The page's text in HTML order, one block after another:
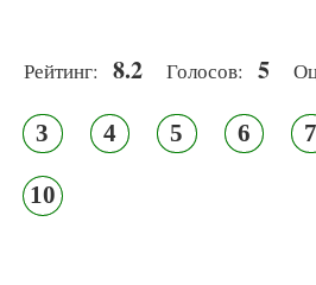
Рейтинг: 8.2 Голосов: 5
3 4 5 6 7
10